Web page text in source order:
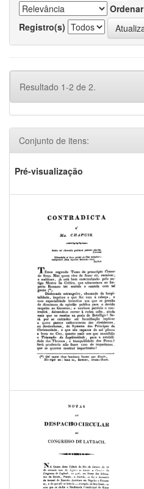
Ordenar
Registro(s)
Resultado 1-2 de 2.
Conjunto de itens:
Pré-visualização